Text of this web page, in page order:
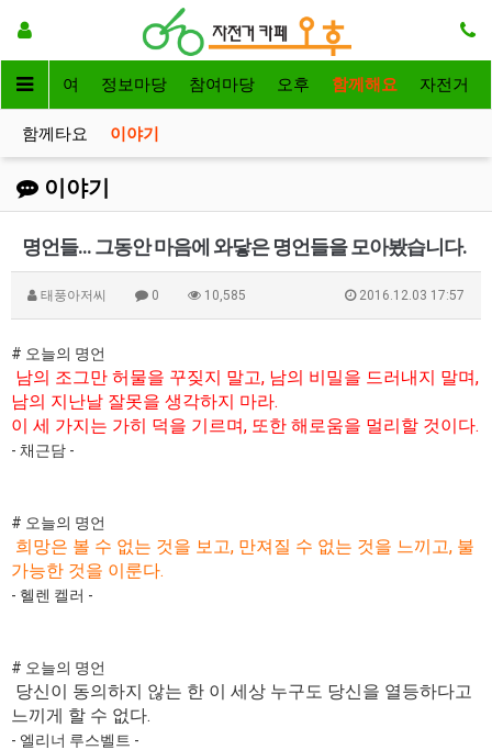
전거대여 정보마당 참여마당 오후 함께해요 자전거
함께타요 이야기
이야기
명언들... 그동안 마음에 와닿은 명언들을 모아봤습니다.
태풍아저씨 0 10,585 2016.12.03 17:57
# 오늘의 명언
남의 조그만 허물을 꾸짖지 말고, 남의 비밀을 드러내지 말며,
남의 지난날 잘못을 생각하지 마라.
이 세 가지는 가히 덕을 기르며, 또한 해로움을 멀리할 것이다.
- 채근담 -
# 오늘의 명언
희망은 볼 수 없는 것을 보고, 만져질 수 없는 것을 느끼고, 불
가능한 것을 이룬다.
- 헬렌 켈러 -
# 오늘의 명언
당신이 동의하지 않는 한 이 세상 누구도 당신을 열등하다고
느끼게 할 수 없다.
- 엘리너 루스벨트 -